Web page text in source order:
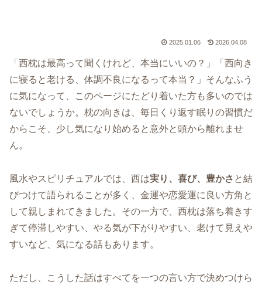
2025.01.06 2026.04.08
「西枕は最高って聞くけれど、本当にいいの？」「西向き
に寝ると老ける、体調不良になるって本当？」そんなふう
に気になって、このページにたどり着いた方も多いのでは
ないでしょうか。枕の向きは、毎日くり返す眠りの習慣だ
からこそ、少し気になり始めると意外と頭から離れませ
ん。
風水やスピリチュアルでは、西は実り、喜び、豊かさ と結
びつけて語られることが多く、金運や恋愛運に良い方角と
して親しまれてきました。その一方で、西枕は落ち着きす
ぎて停滞しやすい、やる気が下がりやすい、老けて見えや
すいなど、気になる話もあります。
ただし、こうした話はすべてを一つの言い方で決めつけら